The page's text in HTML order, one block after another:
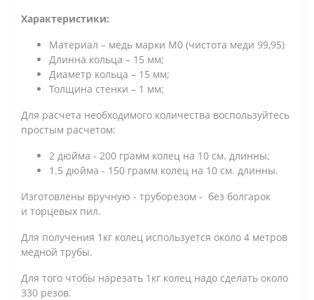
Характеристики:
Материал – медь марки М0 (чистота меди 99,95)
Длинна кольца – 15 мм;
Диаметр кольца – 15 мм;
Толщина стенки – 1 мм;
Для расчета необходимого количества воспользуйтесь
простым расчетом:
2 дюйма - 200 грамм колец на 10 см. длинны;
1.5 дюйма - 150 грамм колец на 10 см. длинны.
Изготовлены вручную - труборезом - без болгарок
и торцевых пил.
Для получения 1кг колец используется около 4 метров
медной трубы.
Для того чтобы нарезать 1кг колец надо сделать около
330 резов.